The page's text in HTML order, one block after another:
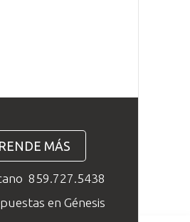
MÁS
859.727.5438
en Génesis